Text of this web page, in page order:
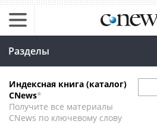
Разделы
Индексная книга (каталог)
CNews*
Получите все материалы
CNews по ключевому слову